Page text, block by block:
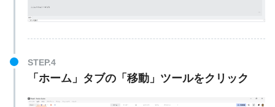
STEP.4
「ホーム」タブの「移動」ツールをクリック